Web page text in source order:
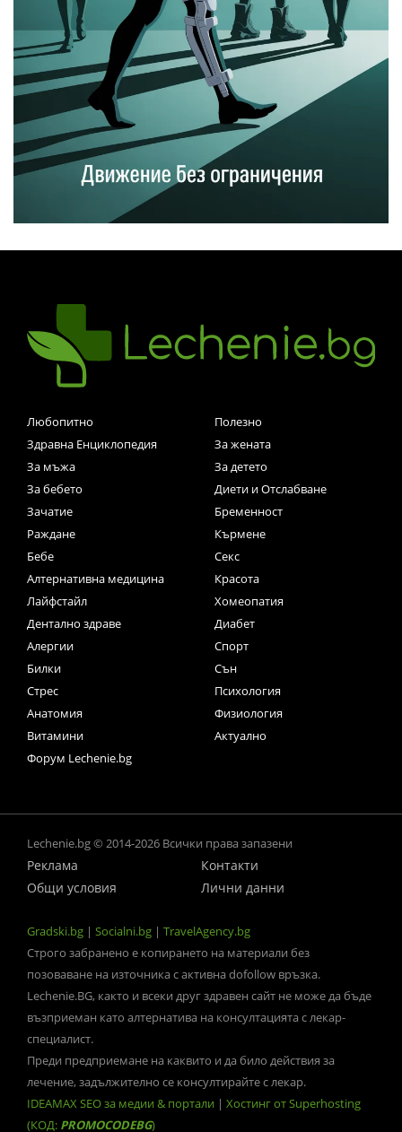
Любопитно
Полезно
Здравна Енциклопедия
За жената
За мъжа
За детето
За бебето
Диети и Отслабване
Зачатие
Бременност
Раждане
Кърмене
Бебе
Секс
Алтернативна медицина
Красота
Лайфстайл
Хомеопатия
Дентално здраве
Диабет
Алергии
Спорт
Билки
Сън
Стрес
Психология
Анатомия
Физиология
Витамини
Актуално
Форум Lechenie.bg
Lechenie.bg © 2014-2026 Всички права запазени
Реклама
Контакти
Общи условия
Лични данни
Gradski.bg | Socialni.bg | TravelAgency.bg
Строго забранено е копирането на материали без
позоваване на източника с активна dofollow връзка.
Lechenie.BG, както и всеки друг здравен сайт не може да бъде
възприеман като алтернатива на консултацията с лекар-
специалист.
Преди предприемане на каквито и да било действия за
лечение, задължително се консултирайте с лекар.
IDEAMAX SEO за медии & портали | Хостинг от Superhosting
(КОД: PROMOCODEBG)